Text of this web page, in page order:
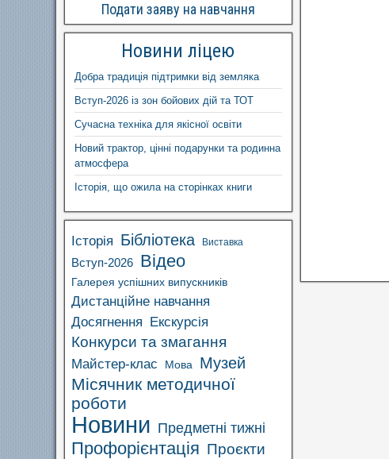
Подати заяву на навчання
Новини ліцею
Добра традиція підтримки від земляка
Вступ-2026 із зон бойових дій та ТОТ
Сучасна техніка для якісної освіти
Новий трактор, цінні подарунки та родинна
атмосфера
Історія, що ожила на сторінках книги
Історія Бібліотека Виставка
Вступ-2026 Відео
Галерея успішних випускників
Дистанційне навчання
Досягнення Екскурсія
Конкурси та змагання
Майстер-клас Мова Музей
Місячник методичної
роботи
Новини Предметні тижні
Профорієнтація Проєкти